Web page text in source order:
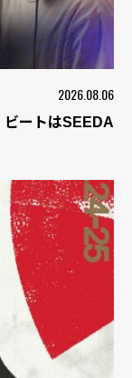
2026.08.06
ートはSEEDA